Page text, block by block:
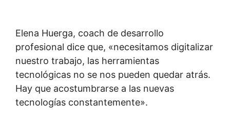
Elena Huerga, coach de desarrollo
profesional dice que, «necesitamos digitalizar
nuestro trabajo, las herramientas
tecnológicas no se nos pueden quedar atrás.
Hay que acostumbrarse a las nuevas
tecnologías constantemente».